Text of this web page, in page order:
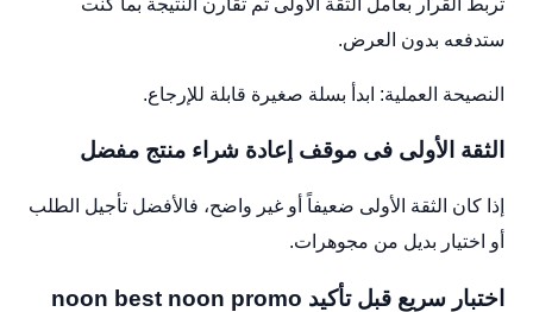
ستدفعه بدون العرض.
النصيحة العملية: ابدأ بسلة صغيرة قابلة للإرجاع.
الثقة الأولى فى موقف إعادة شراء منتج مفضل
إذا كان الثقة الأولى ضعيفاً أو غير واضح، فالأفضل تأجيل الطلب
أو اختيار بديل من مجوهرات.
اختبار سريع قبل تأكيد noon best noon promo